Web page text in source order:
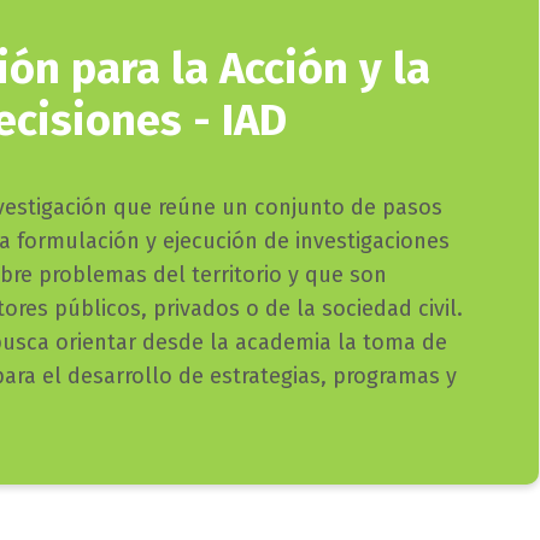
para la Acción y la
- IAD
que reúne un conjunto de pasos
formulación y ejecución de investigaciones
problemas del territorio y que son
públicos, privados o de la sociedad civil.
orientar desde la academia la toma de
el desarrollo de estrategias, programas y